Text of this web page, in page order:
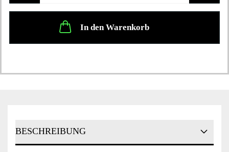
In den Warenkorb
BESCHREIBUNG